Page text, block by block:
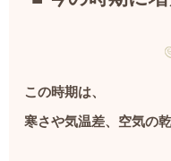
この時期は、
寒さや気温差、空気の乾